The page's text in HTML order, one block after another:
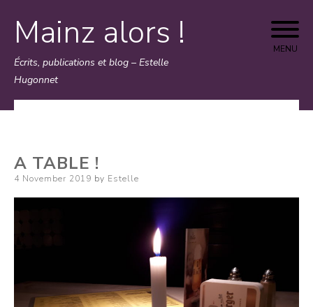
Skip
to
content
Mainz alors !
Écrits, publications et blog – Estelle
Hugonnet
MENU
A TABLE !
Posted
4 November 2019 by Estelle